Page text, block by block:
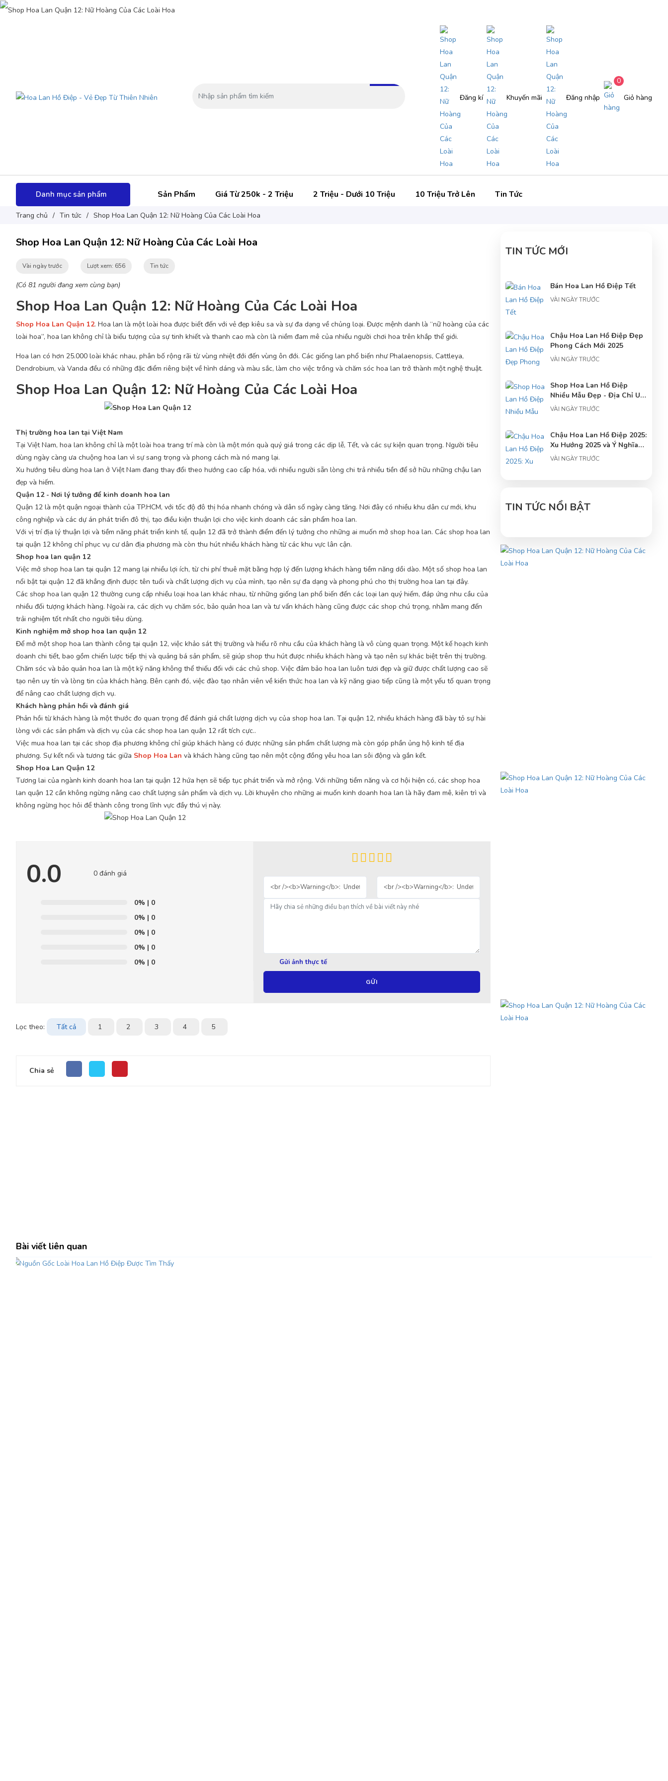
Đăng kí Khuyến mãi Đăng nhập
0
Giỏ hàng
Danh mục sản phẩm Sản Phẩm Giá Từ 250k - 2 Triệu 2 Triệu - Dưới 10 Triệu 10 Triệu Trở Lên Tin Tức
Trang chủ / Tin tức / Shop Hoa Lan Quận 12: Nữ Hoàng Của Các Loài Hoa
Shop Hoa Lan Quận 12: Nữ Hoàng Của Các Loài Hoa
Vài ngày trước Lượt xem: 656 Tin tức
(Có 81 người đang xem cùng bạn)
Shop Hoa Lan Quận 12: Nữ Hoàng Của Các Loài Hoa
Shop Hoa Lan Quận 12. Hoa lan là một loài hoa được biết đến với vẻ đẹp kiêu sa và sự đa dạng về chủng loại. Được mệnh danh là “nữ hoàng của các
loài hoa”, hoa lan không chỉ là biểu tượng của sự tinh khiết và thanh cao mà còn là niềm đam mê của nhiều người chơi hoa trên khắp thế giới.
Hoa lan có hơn 25.000 loài khác nhau, phân bố rộng rãi từ vùng nhiệt đới đến vùng ôn đới. Các giống lan phổ biến như Phalaenopsis, Cattleya,
Dendrobium, và Vanda đều có những đặc điểm riêng biệt về hình dáng và màu sắc, làm cho việc trồng và chăm sóc hoa lan trở thành một nghệ thuật.
Shop Hoa Lan Quận 12: Nữ Hoàng Của Các Loài Hoa
Thị trường hoa lan tại Việt Nam
Tại Việt Nam, hoa lan không chỉ là một loài hoa trang trí mà còn là một món quà quý giá trong các dịp lễ, Tết, và các sự kiện quan trọng. Người tiêu
dùng ngày càng ưa chuộng hoa lan vì sự sang trọng và phong cách mà nó mang lại.
Xu hướng tiêu dùng hoa lan ở Việt Nam đang thay đổi theo hướng cao cấp hóa, với nhiều người sẵn lòng chi trả nhiều tiền để sở hữu những chậu lan
đẹp và hiếm.
Quận 12 - Nơi lý tưởng để kinh doanh hoa lan
Quận 12 là một quận ngoại thành của TP.HCM, với tốc độ đô thị hóa nhanh chóng và dân số ngày càng tăng. Nơi đây có nhiều khu dân cư mới, khu
công nghiệp và các dự án phát triển đô thị, tạo điều kiện thuận lợi cho việc kinh doanh các sản phẩm hoa lan.
Với vị trí địa lý thuận lợi và tiềm năng phát triển kinh tế, quận 12 đã trở thành điểm đến lý tưởng cho những ai muốn mở shop hoa lan. Các shop hoa lan
tại quận 12 không chỉ phục vụ cư dân địa phương mà còn thu hút nhiều khách hàng từ các khu vực lân cận.
Shop hoa lan quận 12
Việc mở shop hoa lan tại quận 12 mang lại nhiều lợi ích, từ chi phí thuê mặt bằng hợp lý đến lượng khách hàng tiềm năng dồi dào. Một số shop hoa lan
nổi bật tại quận 12 đã khẳng định được tên tuổi và chất lượng dịch vụ của mình, tạo nên sự đa dạng và phong phú cho thị trường hoa lan tại đây.
Các shop hoa lan quận 12 thường cung cấp nhiều loại hoa lan khác nhau, từ những giống lan phổ biến đến các loại lan quý hiếm, đáp ứng nhu cầu của
nhiều đối tượng khách hàng. Ngoài ra, các dịch vụ chăm sóc, bảo quản hoa lan và tư vấn khách hàng cũng được các shop chú trọng, nhằm mang đến
trải nghiệm tốt nhất cho người tiêu dùng.
Kinh nghiệm mở shop hoa lan quận 12
Để mở một shop hoa lan thành công tại quận 12, việc khảo sát thị trường và hiểu rõ nhu cầu của khách hàng là vô cùng quan trọng. Một kế hoạch kinh
doanh chi tiết, bao gồm chiến lược tiếp thị và quảng bá sản phẩm, sẽ giúp shop thu hút được nhiều khách hàng và tạo nên sự khác biệt trên thị trường.
Chăm sóc và bảo quản hoa lan là một kỹ năng không thể thiếu đối với các chủ shop. Việc đảm bảo hoa lan luôn tươi đẹp và giữ được chất lượng cao sẽ
tạo nên uy tín và lòng tin của khách hàng. Bên cạnh đó, việc đào tạo nhân viên về kiến thức hoa lan và kỹ năng giao tiếp cũng là một yếu tố quan trọng
để nâng cao chất lượng dịch vụ.
Khách hàng phản hồi và đánh giá
Phản hồi từ khách hàng là một thước đo quan trọng để đánh giá chất lượng dịch vụ của shop hoa lan. Tại quận 12, nhiều khách hàng đã bày tỏ sự hài
lòng với các sản phẩm và dịch vụ của các shop hoa lan quận 12 rất tích cực..
Việc mua hoa lan tại các shop địa phương không chỉ giúp khách hàng có được những sản phẩm chất lượng mà còn góp phần ủng hộ kinh tế địa
phương. Sự kết nối và tương tác giữa Shop Hoa Lan và khách hàng cũng tạo nên một cộng đồng yêu hoa lan sôi động và gắn kết.
Shop Hoa Lan Quận 12
Tương lai của ngành kinh doanh hoa lan tại quận 12 hứa hẹn sẽ tiếp tục phát triển và mở rộng. Với những tiềm năng và cơ hội hiện có, các shop hoa
lan quận 12 cần không ngừng nâng cao chất lượng sản phẩm và dịch vụ. Lời khuyên cho những ai muốn kinh doanh hoa lan là hãy đam mê, kiên trì và
không ngừng học hỏi để thành công trong lĩnh vực đầy thú vị này.
0.0 0 đánh giá
0% | 0
0% | 0
0% | 0
0% | 0
0% | 0 Gửi ảnh thực tế
GỬI
Lọc theo: Tất cả 1 2 3 4 5
Chia sẻ
TIN TỨC MỚI
Bán Hoa Lan Hồ Điệp Tết
VÀI NGÀY TRƯỚC
Chậu Hoa Lan Hồ Điệp Đẹp
Phong Cách Mới 2025
VÀI NGÀY TRƯỚC
Shop Hoa Lan Hồ Điệp
Nhiều Mẫu Đẹp - Địa Chỉ Uy
Tín Cho Người Yêu Hoa
VÀI NGÀY TRƯỚC
Chậu Hoa Lan Hồ Điệp 2025:
Xu Hướng 2025 và Ý Nghĩa
Phong Thủy
VÀI NGÀY TRƯỚC
điệp
VÀI NGÀY TRƯỚC
TIN TỨC NỔI BẬT
Bài viết liên quan